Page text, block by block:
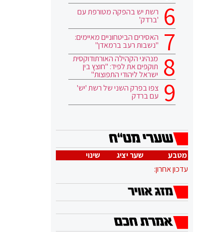
רשת יש בהפקה מטורפת עם
'ברדק'
האסירים הביטחוניים מאיימים:
"נשבות רעב ברמאדן"
מנהיגי הקהילה האורתודוקסית
תוקפים את לפיד: "חוצץ בין
ישראל ליהודי התפוצות"
צפו בפרק השני של רשת 'יש'
עם ברדק
מטבע שער יציג
שינוי
עדכון אחרון: